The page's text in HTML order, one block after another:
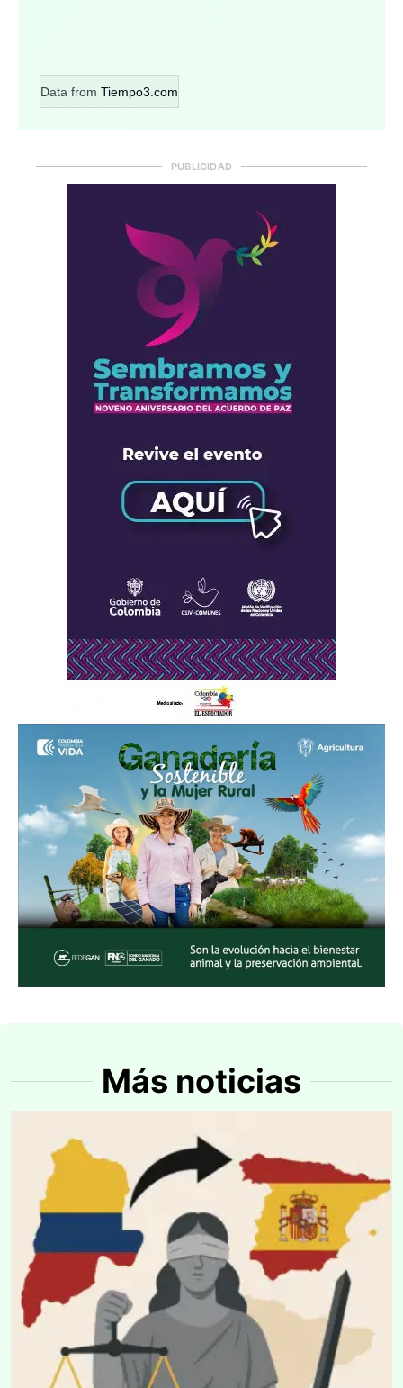
Data from Tiempo3.com
PUBLICIDAD
Más noticias